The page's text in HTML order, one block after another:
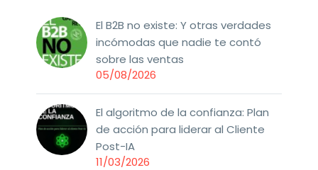
El B2B no existe: Y otras verdades
incómodas que nadie te contó
sobre las ventas
05/08/2026
El algoritmo de la confianza: Plan
de acción para liderar al Cliente
Post-IA
11/03/2026